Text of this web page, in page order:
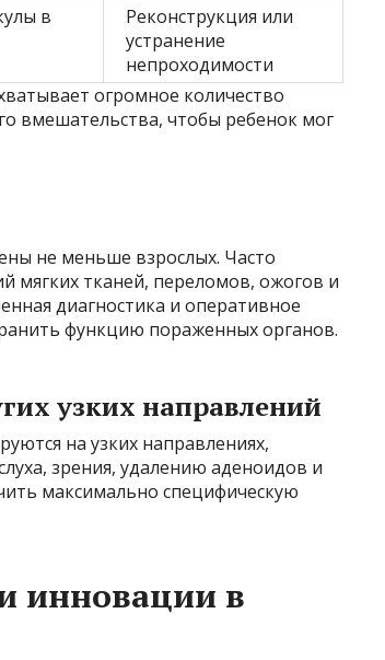
в
Реконструкция или
устранение
непроходимости
огромное количество
вмешательства, чтобы ребенок мог
не меньше взрослых. Часто
мягких тканей, переломов, ожогов и
диагностика и оперативное
функцию пораженных органов.
узких направлений
на узких направлениях,
зрения, удалению аденоидов и
максимально специфическую
инновации в